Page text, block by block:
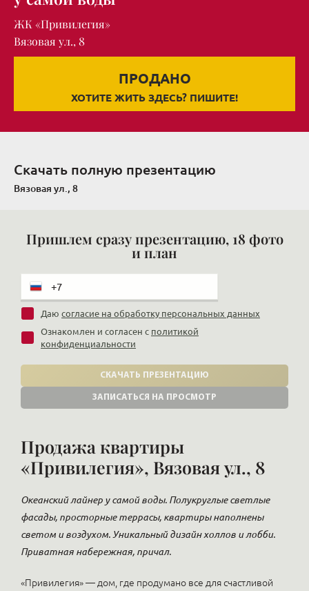
ЖК «Привилегия»
Вязовая ул., 8
ПРОДАНО
ХОТИТЕ ЖИТЬ ЗДЕСЬ? ПИШИТЕ!
Скачать полную презентацию
Вязовая ул., 8
Пришлем сразу презентацию, 18 фото
и план
Даю согласие на обработку персональных данных
Ознакомлен и согласен с политикой
конфиденциальности
СКАЧАТЬ ПРЕЗЕНТАЦИЮ
ЗАПИСАТЬСЯ НА ПРОСМОТР
Продажа квартиры
«Привилегия», Вязовая ул., 8
Океанский лайнер у самой воды. Полукруглые светлые
фасады, просторные террасы, квартиры наполнены
светом и воздухом. Уникальный дизайн холлов и лобби.
Приватная набережная, причал.
«Привилегия» — дом, где продумано все для счастливой